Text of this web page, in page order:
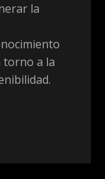
la
torno a la